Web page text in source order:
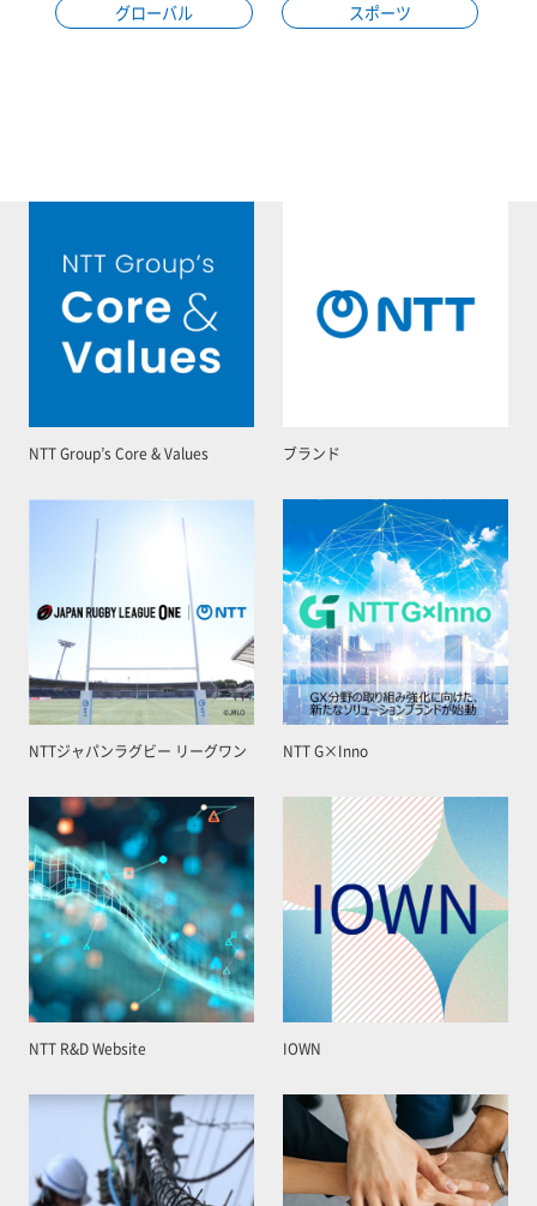
グローバル スポーツ
NTT Group’s Core & Values ブランド
NTTジャパンラグビー リーグワン NTT G×Inno
NTT R&D Website IOWN